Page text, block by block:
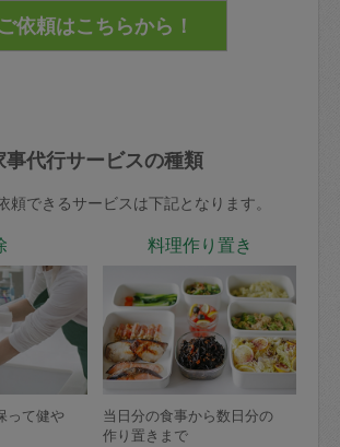
事代行サービスの種類
頼できるサービスは下記となります。
って健や
料理作り置き
当日分の食事から数日分の
作り置きまで